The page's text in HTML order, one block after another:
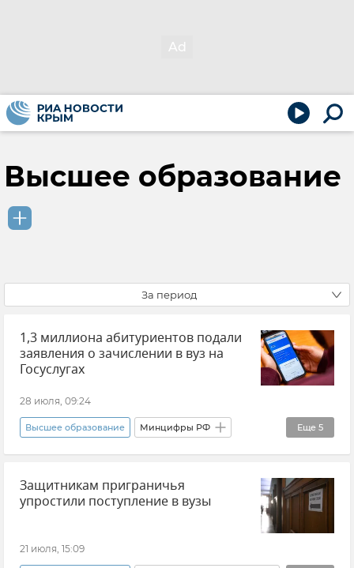
Высшее образование
За период
1,3 миллиона абитуриентов подали
заявления о зачислении в вуз на
Госуслугах
28 июля, 09:24
Еще 5
Высшее образование Минцифры РФ
Госуслуги Общество
Образование в Крыму и Севастополе
Образование в России Новости
Защитникам приграничья
упростили поступление в вузы
21 июля, 15:09